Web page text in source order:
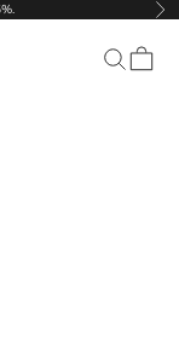
Ricerca